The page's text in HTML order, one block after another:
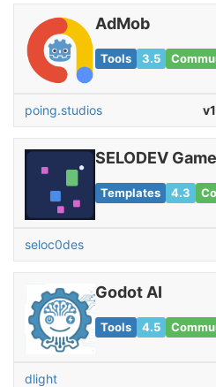
AdMob
Tools 3.5
poing.studios
SELODEV
Templates 4.3
seloc0des
Godot AI
Tools 4.5
dlight